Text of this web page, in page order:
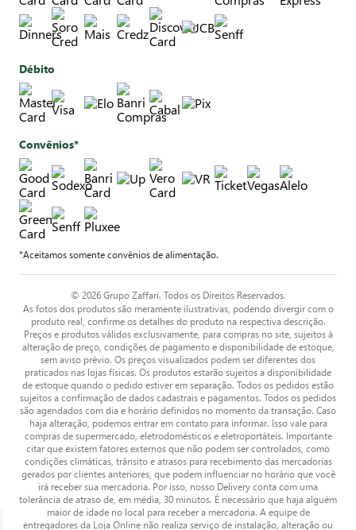
Débito
Convênios*
*Aceitamos somente convênios de alimentação.
© 2026 Grupo Zaffari. Todos os Direitos Reservados.
As fotos dos produtos são meramente ilustrativas, podendo divergir com o
produto real, confirme os detalhes do produto na respectiva descrição.
Preços e produtos válidos exclusivamente, para compras no site, sujeitos à
alteração de preço, condições de pagamento e disponibilidade de estoque,
sem aviso prévio. Os preços visualizados podem ser diferentes dos
praticados nas lojas físicas. Os produtos estarão sujeitos a disponibilidade
de estoque quando o pedido estiver em separação. Todos os pedidos estão
sujeitos a confirmação de dados cadastrais e pagamentos. Todos os pedidos
são agendados com dia e horário definidos no momento da transação. Caso
haja alteração, podemos entrar em contato para informar. Isso vale para
compras de supermercado, eletrodomésticos e eletroportáteis. Importante
citar que existem fatores externos que não podem ser controlados, como
condições climáticas, trânsito e atrasos para recebimento das mercadorias
gerados por clientes anteriores, que podem influenciar no horário que você
irá receber sua mercadoria. Por isso, nosso Delivery conta com uma
tolerância de atraso de, em média, 30 minutos. É necessário que haja alguém
maior de idade no local para receber a mercadoria. A equipe de
entregadores da Loja Online não realiza serviço de instalação, alteração ou